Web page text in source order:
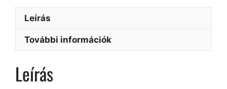
Leírás
További információk
Leírás